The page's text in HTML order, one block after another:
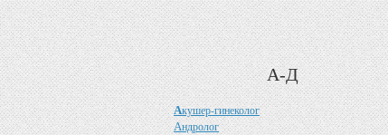
А-Д
Акушер-гинеколог
Андролог